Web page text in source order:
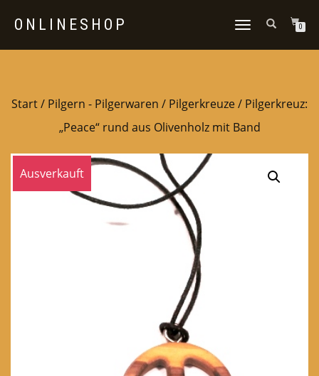
ONLINESHOP
NAVIGATION
0
Start/ Pilgern - Pilgerwaren / Pilgerkreuze/ Pilgerkreuz:
„Peace“ rund aus Olivenholz mit Band
Ausverkauft